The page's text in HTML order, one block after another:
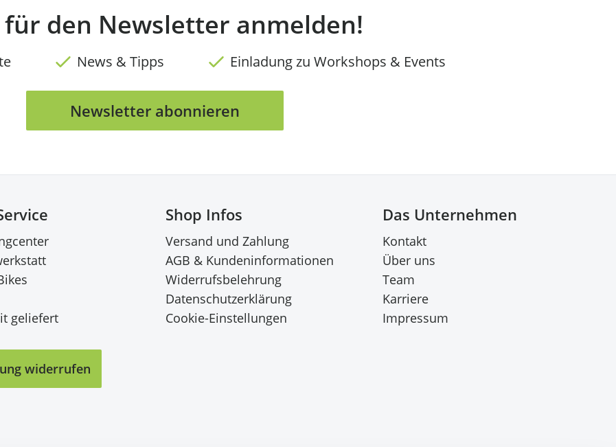
für den Newsletter anmelden!
News & Tipps Einladung zu Workshops & Events
Newsletter abonnieren
geliefert
Shop Infos
Versand und Zahlung
AGB & Kundeninformationen
Widerrufsbelehrung
Datenschutzerklärung
Cookie-Einstellungen
Das Unternehmen
Kontakt
Über uns
Team
Karriere
Impressum
widerrufen